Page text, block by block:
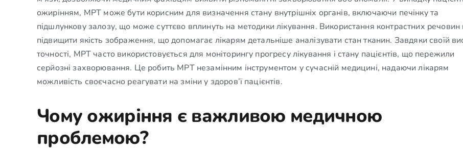
ожирінням, МРТ може бути корисним для визначення стану внутрішніх органів, включаючи печінку та
підшлункову залозу, що може суттєво вплинуть на методики лікування. Використання контрастних
підвищити якість зображення, що допомагає лікарям детальніше аналізувати стан тканин. Завдяки своїй
точності, МРТ часто використовується для моніторингу прогресу лікування і стану пацієнтів, що пережили
серйозні захворювання. Це робить МРТ незамінним інструментом у сучасній медицині, надаючи лікарям
можливість своєчасно реагувати на зміни у здоров’ї пацієнтів.
Чому ожиріння є важливою медичною
проблемою?